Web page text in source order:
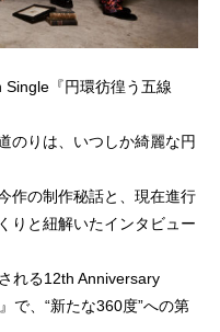
『円環彷徨う五線
のりは、いつしか綺麗な円
作の制作秘話と、現在進行
りと紐解いたインタビュー
れる12th Anniversary
で、“新たな360度”への第